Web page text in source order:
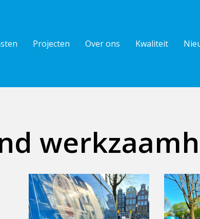
Projecten Over ons Kwaliteit
10210317
Brouwersgracht
29
29